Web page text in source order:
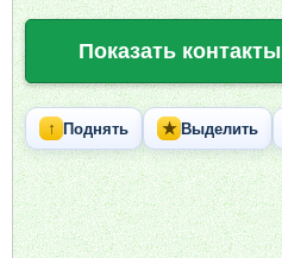
Показать контакты
↑ Поднять ★ Выделить